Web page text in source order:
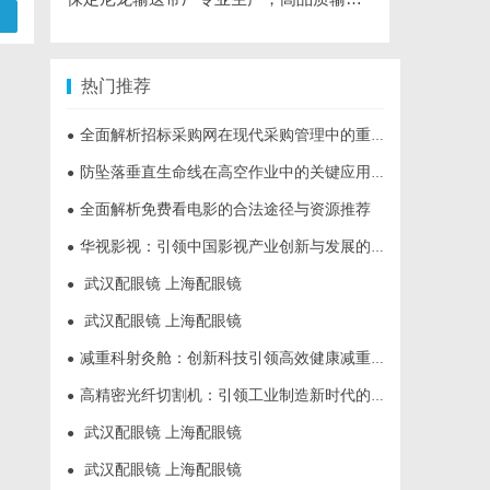
热门推荐
● 全面解析招标采购网在现代采购管理中的重要作用与应用
● 防坠落垂直生命线在高空作业中的关键应用与安全保障
● 全面解析免费看电影的合法途径与资源推荐
● 华视影视：引领中国影视产业创新与发展的标杆企业
● 武汉配眼镜 上海配眼镜
● 武汉配眼镜 上海配眼镜
● 减重科射灸舱：创新科技引领高效健康减重新时代
● 高精密光纤切割机：引领工业制造新时代的利器
● 武汉配眼镜 上海配眼镜
● 武汉配眼镜 上海配眼镜